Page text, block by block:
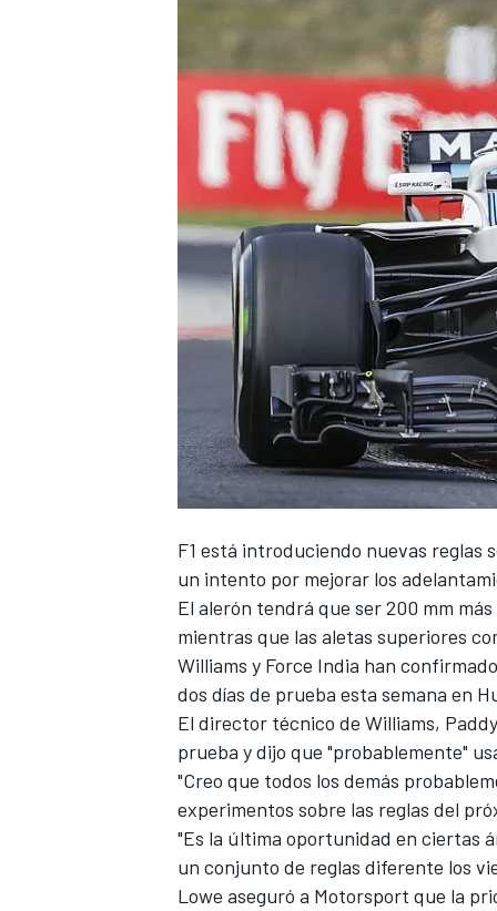
MOTOGP
NASCAR CUP
FÓRMULA E
F1 está introduciendo nuevas reglas
un intento por mejorar los
El alerón tendrá que ser 200 mm
mientras que las aletas superiores
Williams y Force India han
dos días de prueba esta semana en
El director técnico de Williams,
prueba y dijo que "probablemente"
"Creo que todos los demás
experimentos sobre las reglas del
"Es la última oportunidad en ciertas
un conjunto de reglas diferente los
Lowe aseguró a Motorsport que la